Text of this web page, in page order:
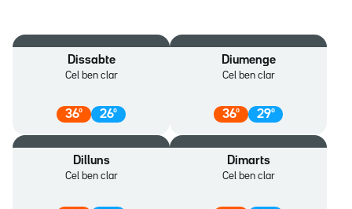
Dissabte
Cel ben clar
36º 26º
Diumenge
Cel ben clar
36º 29º
Dilluns
Cel ben clar
Dimarts
Cel ben clar